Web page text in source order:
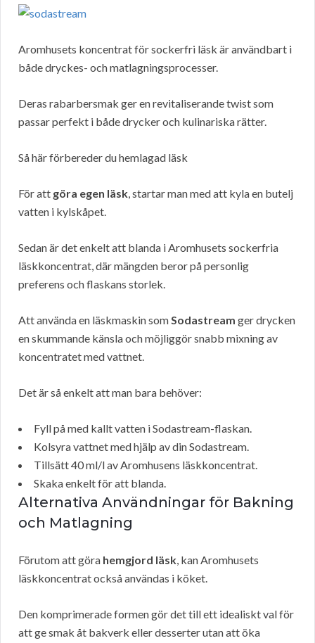
Aromhusets koncentrat för sockerfri läsk är användbart i
både dryckes- och matlagningsprocesser.
Deras rabarbersmak ger en revitaliserande twist som
passar perfekt i både drycker och kulinariska rätter.
Så här förbereder du hemlagad läsk
För att göra egen läsk, startar man med att kyla en butelj
vatten i kylskåpet.
Sedan är det enkelt att blanda i Aromhusets sockerfria
läskkoncentrat, där mängden beror på personlig
preferens och flaskans storlek.
Att använda en läskmaskin somSodastream ger drycken
en skummande känsla och möjliggör snabb mixning av
koncentratet med vattnet.
Det är så enkelt att man bara behöver:
Fyll på med kallt vatten i Sodastream-flaskan.
Kolsyra vattnet med hjälp av din Sodastream.
Tillsätt 40 ml/l av Aromhusens läskkoncentrat.
Skaka enkelt för att blanda.
Alternativa Användningar för Bakning
och Matlagning
Förutom att göra hemgjord läsk, kan Aromhusets
läskkoncentrat också användas i köket.
Den komprimerade formen gör det till ett idealiskt val för
att ge smak åt bakverk eller desserter utan att öka